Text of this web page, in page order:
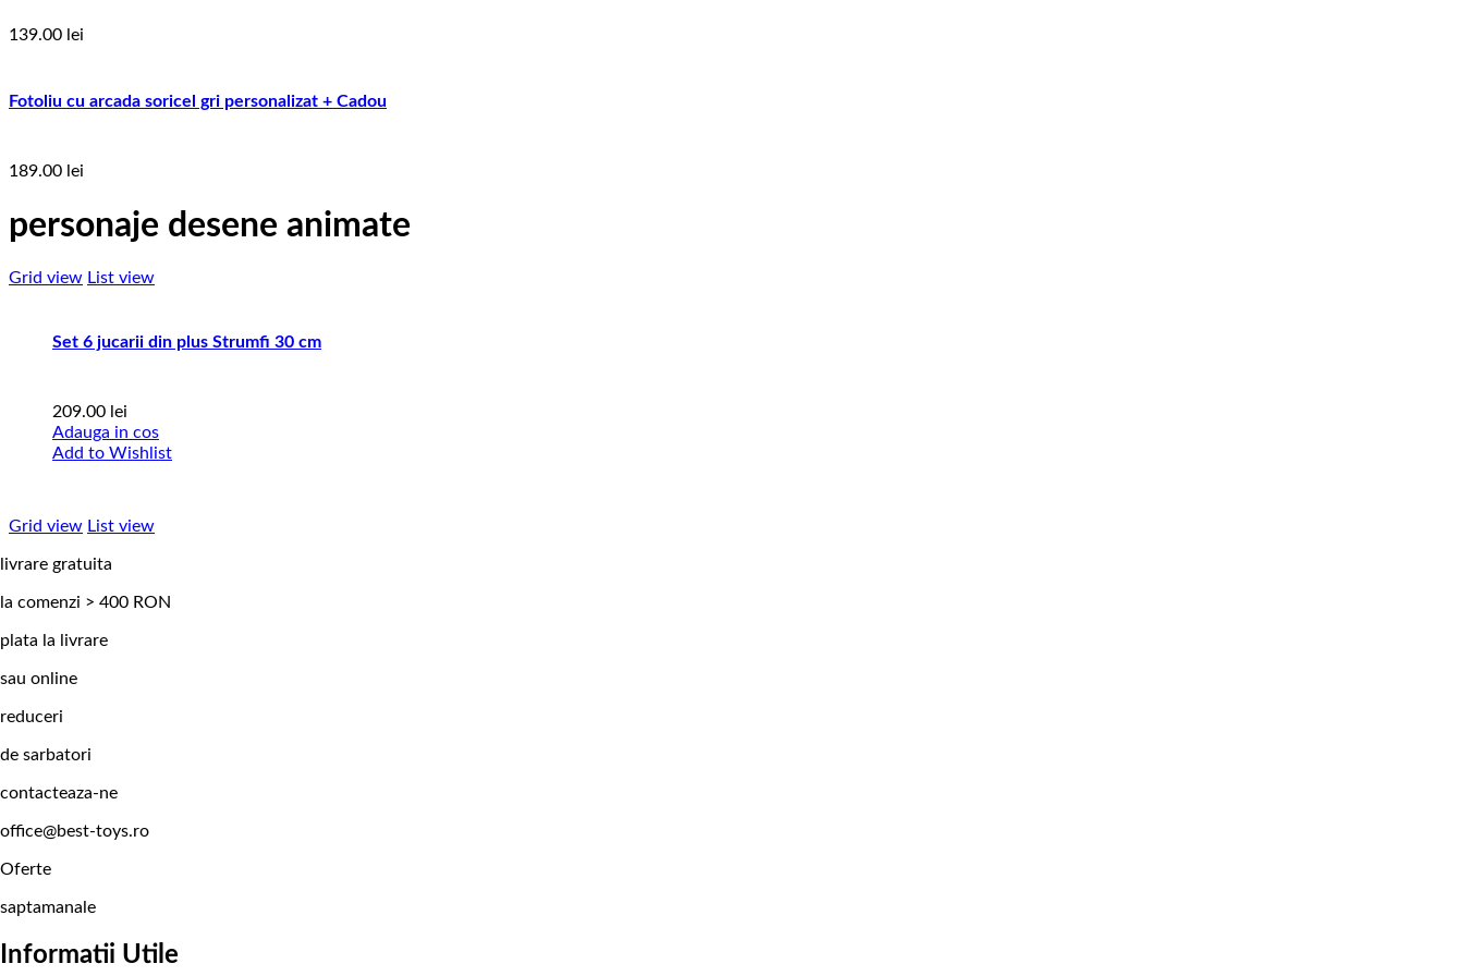
139.00 lei
Fotoliu cu arcada soricel gri personalizat + Cadou
189.00 lei
personaje desene animate
Grid view List view
Set 6 jucarii din plus Strumfi 30 cm
209.00 lei
Adauga in cos
Add to Wishlist
Grid view List view
livrare gratuita
la comenzi > 400 RON
plata la livrare
sau online
reduceri
de sarbatori
contacteaza-ne
office@best-toys.ro
Oferte
saptamanale
Informatii Utile